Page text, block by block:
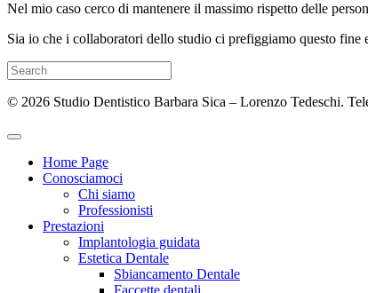
Nel mio caso cerco di mantenere il massimo rispetto delle
Sia io che i collaboratori dello studio ci prefiggiamo questo fine
Search
for:
© 2026 Studio Dentistico Barbara Sica – Lorenzo Tedeschi.
Home Page
Conosciamoci
Chi siamo
Professionisti
Prestazioni
Implantologia guidata
Estetica Dentale
Sbiancamento Dentale